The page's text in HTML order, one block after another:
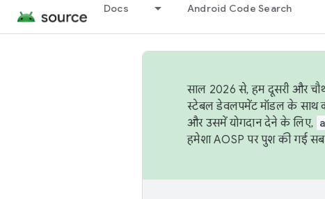
Docs Android Code Search
साल 2026 से, हम दूसरी और
स्टेबल डेवलपमेंट मॉडल के साथ
और उसमें योगदान देने के लिए,
हमेशा AOSP पर पुश की गई